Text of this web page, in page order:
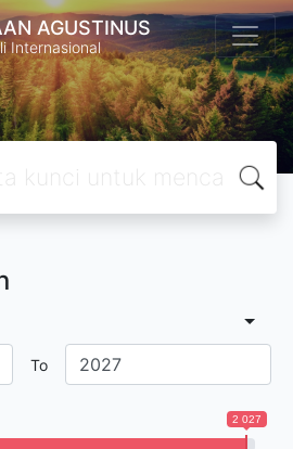
AGUSTINUS
Internasional
To
2 027